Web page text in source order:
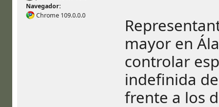
Navegador:
Chrome 109.0.0.0
mayor en
controlar
indefinida
frente a los